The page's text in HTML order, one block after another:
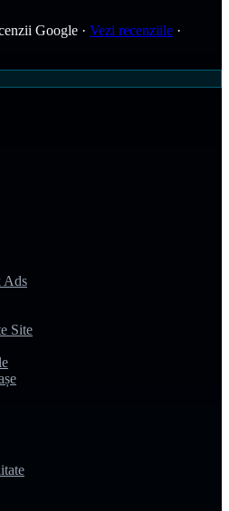
Google · Vezi recenziile ·
Ads
Site